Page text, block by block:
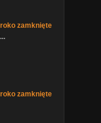
zamknięte
zamknięte